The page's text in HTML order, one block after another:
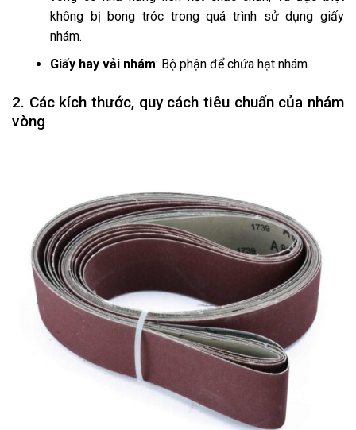
không bị bong tróc trong quá trình sử dụng giấy
nhám.
Giấy hay vải nhám: Bộ phận để chứa hạt nhám.
2. Các kích thước, quy cách tiêu chuẩn của nhám
vòng